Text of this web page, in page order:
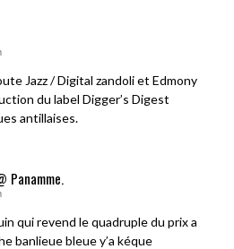
Jazz / Digital zandoli et Edmony
du label Digger’s Digest
antillaises.
Panamme.
qui revend le quadruple du prix a
banlieue bleue y’a kéque